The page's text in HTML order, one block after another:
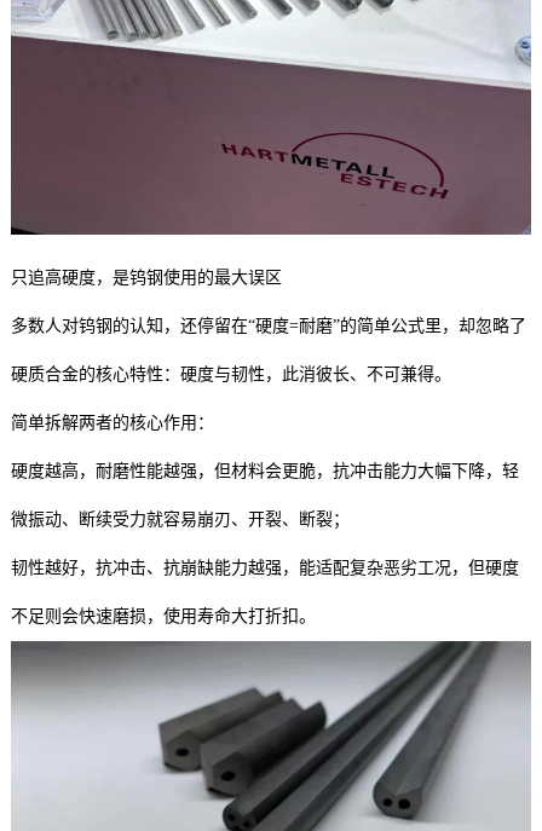
只追高硬度，是钨钢使用的最大误区
多数人对钨钢的认知，还停留在“硬度=耐磨”的简单公式里，却忽略了
硬质合金的核心特性：硬度与韧性，此消彼长、不可兼得。
简单拆解两者的核心作用：
硬度越高，耐磨性能越强，但材料会更脆，抗冲击能力大幅下降，轻
微振动、断续受力就容易崩刃、开裂、断裂；
韧性越好，抗冲击、抗崩缺能力越强，能适配复杂恶劣工况，但硬度
不足则会快速磨损，使用寿命大打折扣。